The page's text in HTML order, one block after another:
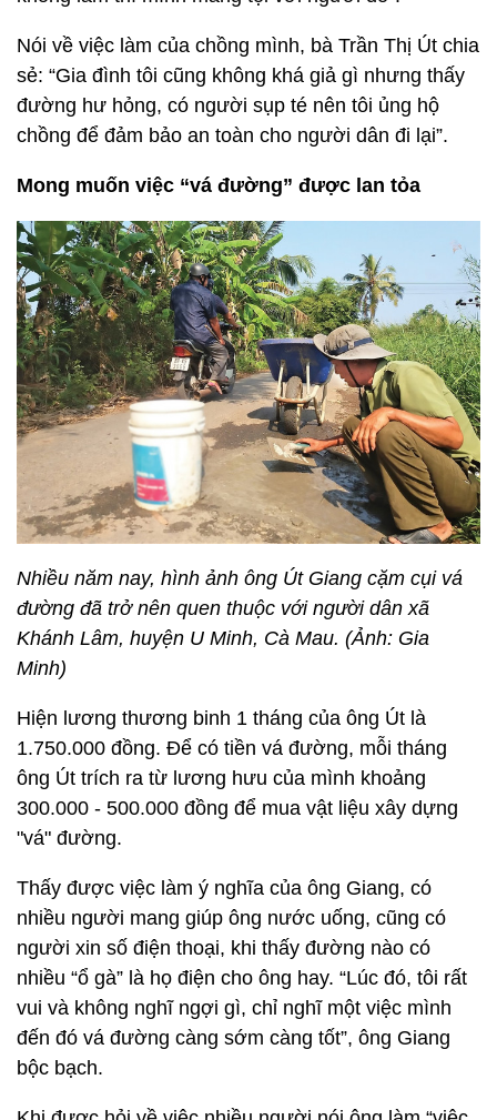
Nói về việc làm của chồng mình, bà Trần Thị Út chia
sẻ: “Gia đình tôi cũng không khá giả gì nhưng thấy
đường hư hỏng, có người sụp té nên tôi ủng hộ
chồng để đảm bảo an toàn cho người dân đi lại”.
Mong muốn việc “vá đường” được lan tỏa
Nhiều năm nay, hình ảnh ông Út Giang cặm cụi vá
đường đã trở nên quen thuộc với người dân xã
Khánh Lâm, huyện U Minh, Cà Mau. (Ảnh: Gia
Minh)
Hiện lương thương binh 1 tháng của ông Út là
1.750.000 đồng. Để có tiền vá đường, mỗi tháng
ông Út trích ra từ lương hưu của mình khoảng
300.000 - 500.000 đồng để mua vật liệu xây dựng
"vá" đường.
Thấy được việc làm ý nghĩa của ông Giang, có
nhiều người mang giúp ông nước uống, cũng có
người xin số điện thoại, khi thấy đường nào có
nhiều “ổ gà” là họ điện cho ông hay. “Lúc đó, tôi rất
vui và không nghĩ ngợi gì, chỉ nghĩ một việc mình
đến đó vá đường càng sớm càng tốt”, ông Giang
bộc bạch.